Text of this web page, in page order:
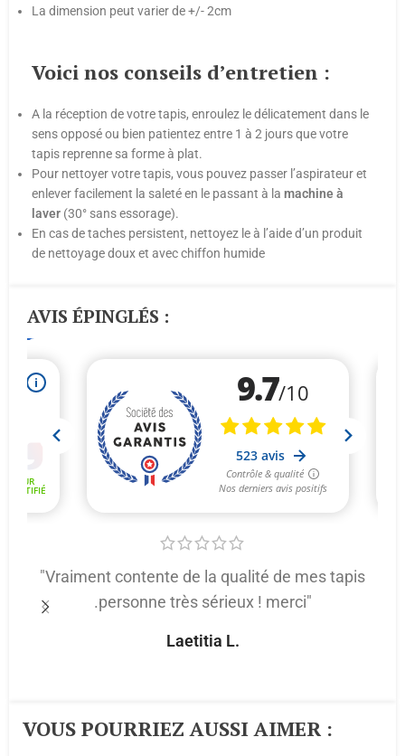
La dimension peut varier de +/- 2cm
Voici nos conseils d’entretien :
A la réception de votre tapis, enroulez le délicatement dans le
sens opposé ou bien patientez entre 1 à 2 jours que votre
tapis reprenne sa forme à plat.
Pour nettoyer votre tapis, vous pouvez passer l’aspirateur et
enlever facilement la saleté en le passant à la machine à
laver (30° sans essorage).
En cas de taches persistent, nettoyez le à l’aide d’un produit
de nettoyage doux et avec chiffon humide
AVIS ÉPINGLÉS :
"Vraiment contente de la qualité de mes tapis
.personne très sérieux ! merci"
Laetitia L.
VOUS POURRIEZ AUSSI AIMER :​